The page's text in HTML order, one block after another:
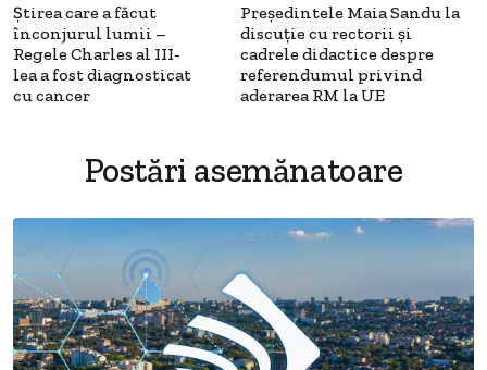
Știrea care a făcut
înconjurul lumii –
Regele Charles al III-
lea a fost diagnosticat
cu cancer
Președintele Maia Sandu la
discuție cu rectorii și
cadrele didactice despre
referendumul privind
aderarea RM la UE
Postări asemănatoare